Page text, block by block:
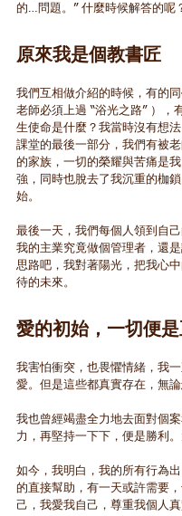
的…問題。” 什麼時候解答的呢
原來我是個教書匠
我們互相做介紹的時候，有的
老師必須上過 “浴光之路” ），
生使命是什麼？我當時沒有想
課堂的最後一部分，我們有被
的家族，一切的榮耀與苦痛是
強，同時也脫去了我沉重的枷
始。
最後一天，我們每個人領到自
我的主業究竟做個管理者，還
思路吧，我對著陽光，把我心
待的未來。
愛的初始，一切便是
我害怕衝突，也畏懼情​​緒，我
愛。但是這些都真實存在，無
我也曾經竭盡全力地去面對個
力，再堅持一下下，便是勝利
如今，我明白，我的所有行為
的直接幫助，有一天或許需要
己，我愛我自己，尊重我個人